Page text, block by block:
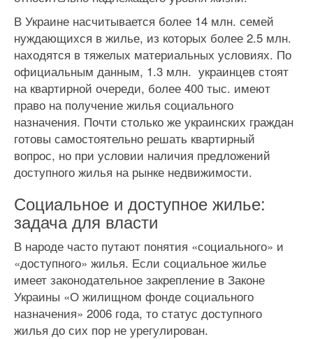
В Украине насчитывается более 14 млн. семей
нуждающихся в жилье, из которых более 2.5 млн.
находятся в тяжелых материальных условиях. По
официальным данным, 1.3 млн. украинцев стоят
на квартирной очереди, более 400 тыс. имеют
право на получение жилья социального
назначения. Почти столько же украинских граждан
готовы самостоятельно решать квартирный
вопрос, но при условии наличия предложений
доступного жилья на рынке недвижимости.
Социальное и доступное жилье:
задача для власти
В народе часто путают понятия «социального» и
«доступного» жилья. Если социальное жилье
имеет законодательное закрепление в Законе
Украины «О жилищном фонде социального
назначения» 2006 года, то статус доступного
жилья до сих пор не урегулирован.